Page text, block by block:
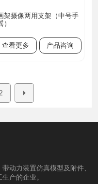
架摄像两用支架（中号手
）
查看更多 产品咨询
动力装置仿真模型及附件、
产的企业。